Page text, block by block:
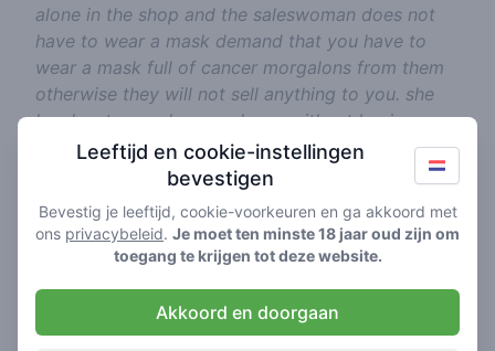
alone in the shop and the saleswoman does not
have to wear a mask demand that you have to
wear a mask full of cancer morgalons from them
otherwise they will not sell anything to you. she
laughs at you when you leave without buying
anything
-1
misters
Goede en rustige coffeeshop, Ik word altijd goed
Leeftijd en cookie-instellingen
bevestigen
Bevestig je leeftijd, cookie-voorkeuren en ga akkoord met
ons privacybeleid. Je moet ten minste 18 jaar oud zijn om
toegang te krijgen tot deze website.
Akkoord en doorgaan